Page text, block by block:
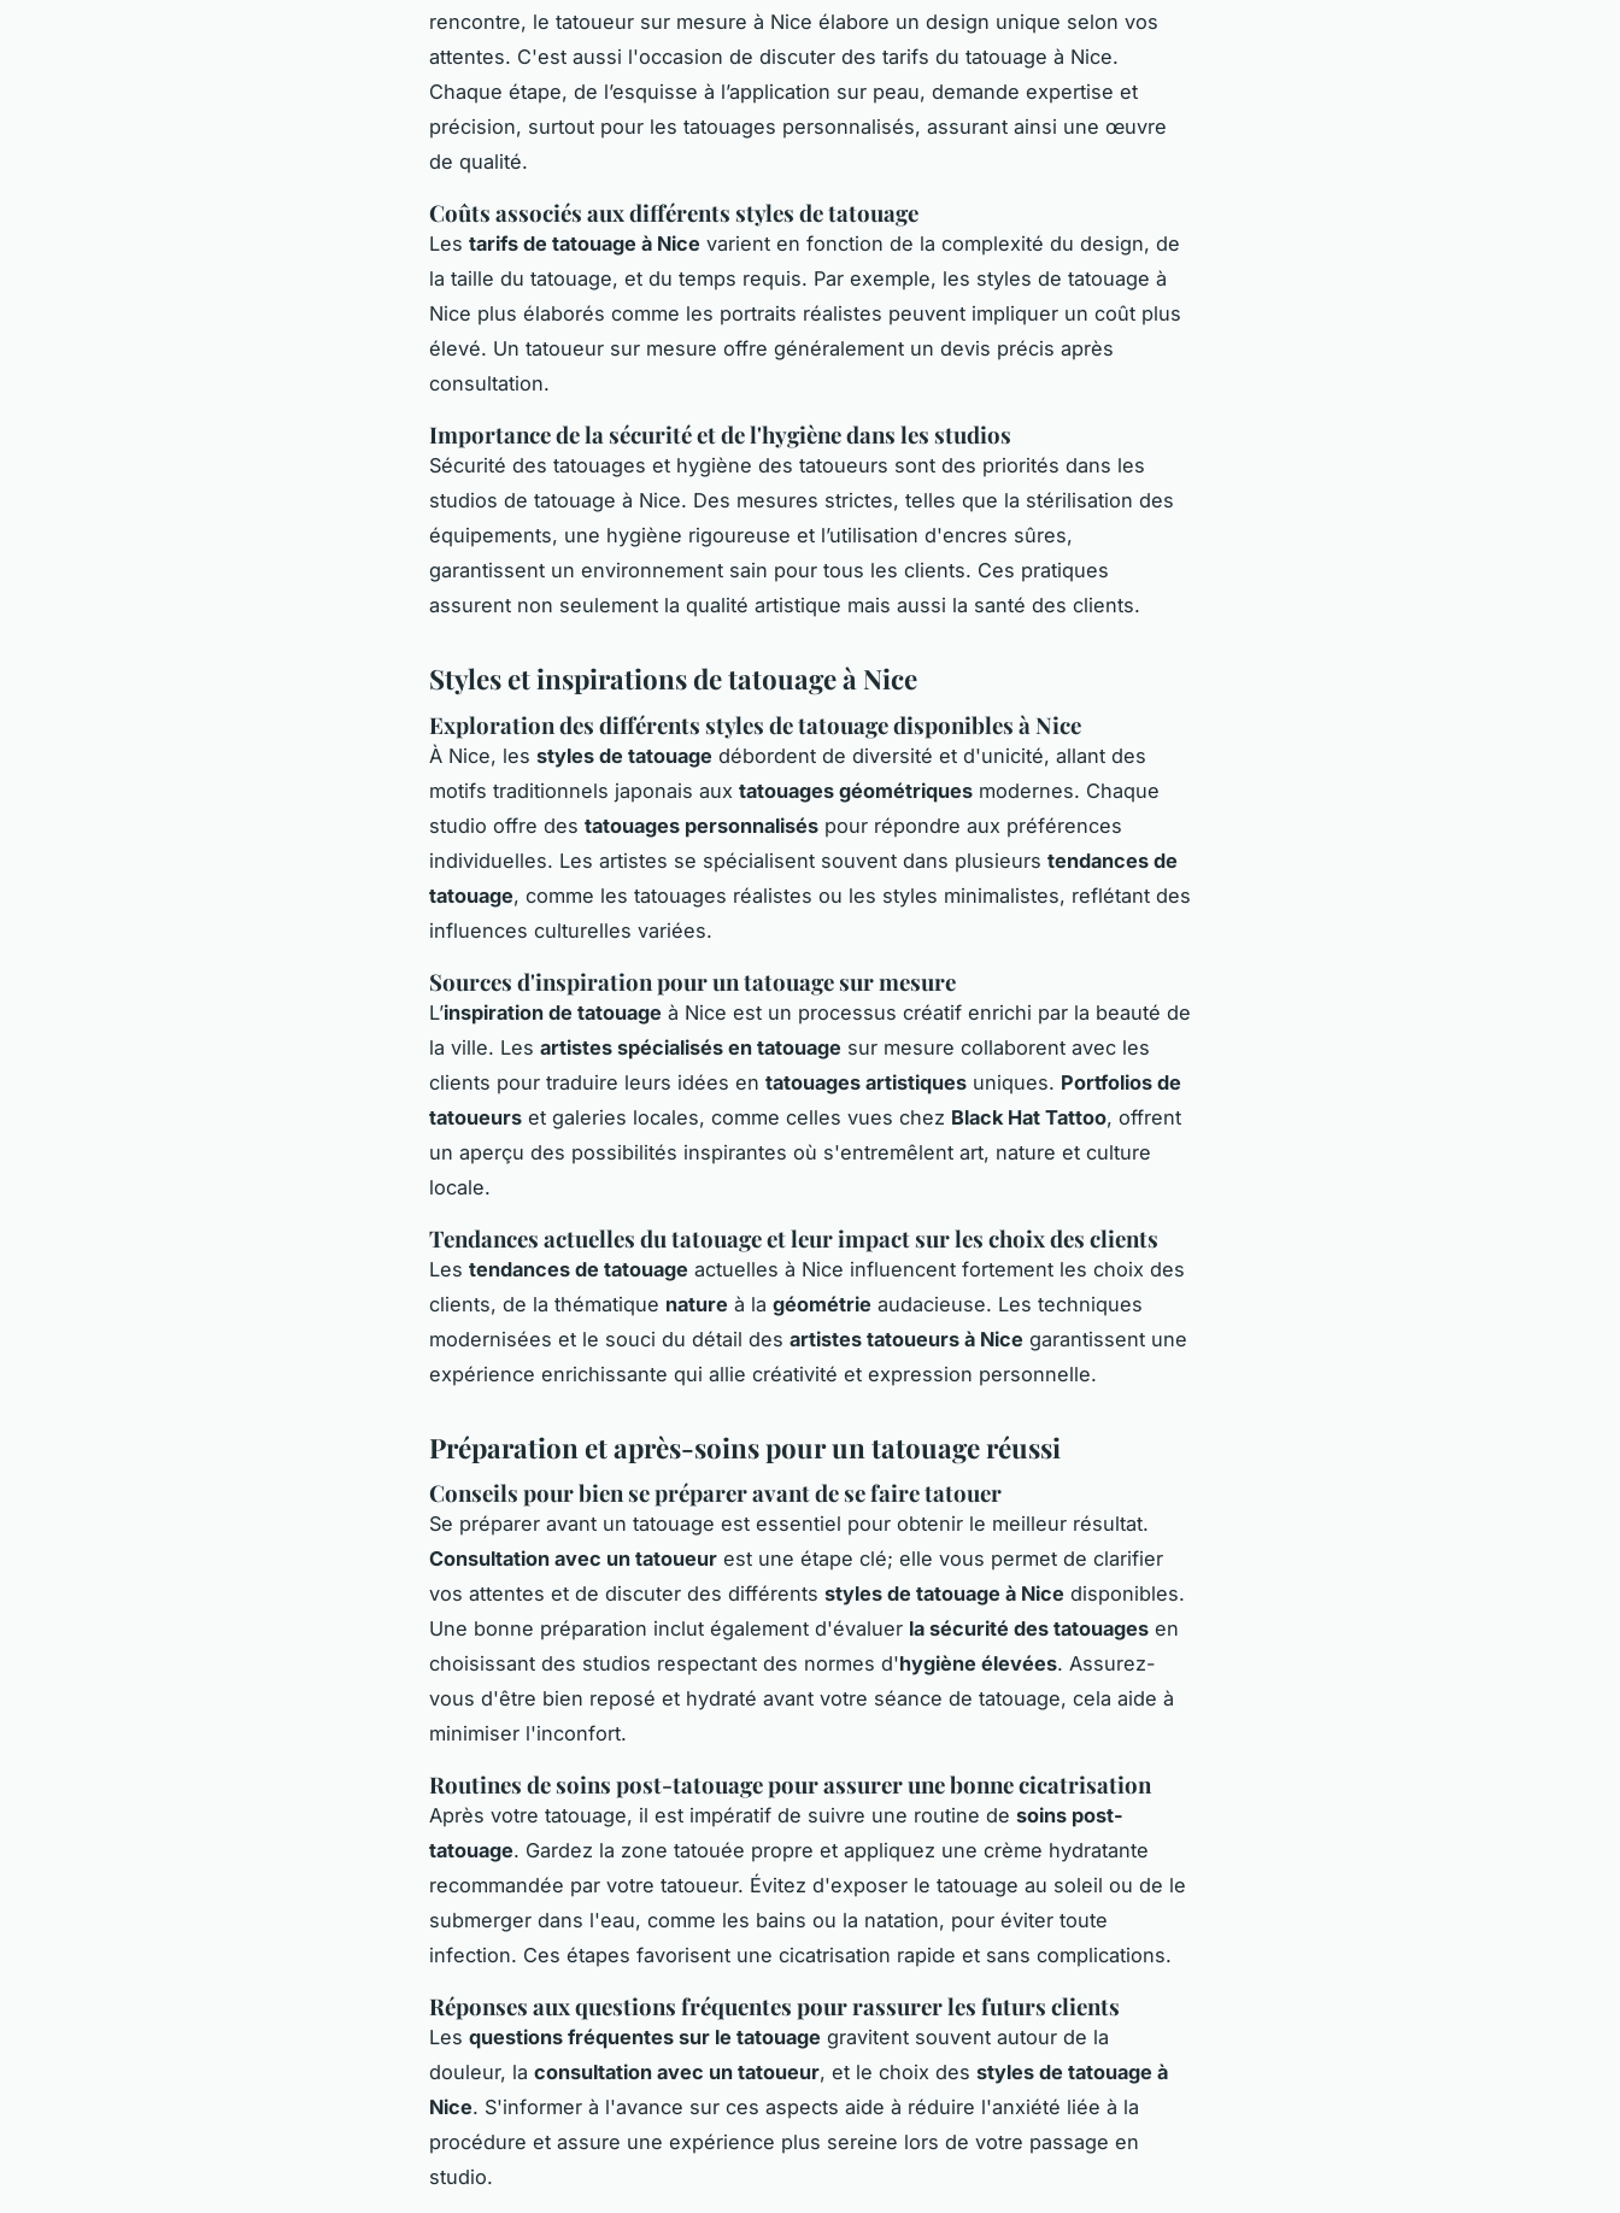
rencontre, le tatoueur sur mesure à Nice élabore un design unique selon vos
attentes. C'est aussi l'occasion de discuter des tarifs du tatouage à Nice.
Chaque étape, de l’esquisse à l’application sur peau, demande expertise et
précision, surtout pour les tatouages personnalisés, assurant ainsi une œuvre
de qualité.
Coûts associés aux différents styles de tatouage
Les tarifs de tatouage à Nice varient en fonction de la complexité du design, de
la taille du tatouage, et du temps requis. Par exemple, les styles de tatouage à
Nice plus élaborés comme les portraits réalistes peuvent impliquer un coût plus
élevé. Un tatoueur sur mesure offre généralement un devis précis après
consultation.
Importance de la sécurité et de l'hygiène dans les studios
Sécurité des tatouages et hygiène des tatoueurs sont des priorités dans les
studios de tatouage à Nice. Des mesures strictes, telles que la stérilisation des
équipements, une hygiène rigoureuse et l’utilisation d'encres sûres,
garantissent un environnement sain pour tous les clients. Ces pratiques
assurent non seulement la qualité artistique mais aussi la santé des clients.
Styles et inspirations de tatouage à Nice
Exploration des différents styles de tatouage disponibles à Nice
À Nice, les styles de tatouage débordent de diversité et d'unicité, allant des
motifs traditionnels japonais aux tatouages géométriques modernes. Chaque
studio offre des tatouages personnalisés pour répondre aux préférences
individuelles. Les artistes se spécialisent souvent dans plusieurs tendances de
tatouage, comme les tatouages réalistes ou les styles minimalistes, reflétant des
influences culturelles variées.
Sources d'inspiration pour un tatouage sur mesure
L’inspiration de tatouage à Nice est un processus créatif enrichi par la beauté de
la ville. Les artistes spécialisés en tatouage sur mesure collaborent avec les
clients pour traduire leurs idées en tatouages artistiques uniques. Portfolios de
tatoueurs et galeries locales, comme celles vues chez Black Hat Tattoo, offrent
un aperçu des possibilités inspirantes où s'entremêlent art, nature et culture
locale.
Tendances actuelles du tatouage et leur impact sur les choix des clients
Les tendances de tatouage actuelles à Nice influencent fortement les choix des
clients, de la thématique nature à la géométrie audacieuse. Les techniques
modernisées et le souci du détail des artistes tatoueurs à Nice garantissent une
expérience enrichissante qui allie créativité et expression personnelle.
Préparation et après-soins pour un tatouage réussi
Conseils pour bien se préparer avant de se faire tatouer
Se préparer avant un tatouage est essentiel pour obtenir le meilleur résultat.
Consultation avec un tatoueur est une étape clé; elle vous permet de clarifier
vos attentes et de discuter des différents styles de tatouage à Nice disponibles.
Une bonne préparation inclut également d'évaluer la sécurité des tatouages en
choisissant des studios respectant des normes d'hygiène élevées. Assurez-
vous d'être bien reposé et hydraté avant votre séance de tatouage, cela aide à
minimiser l'inconfort.
Routines de soins post-tatouage pour assurer une bonne cicatrisation
Après votre tatouage, il est impératif de suivre une routine de soins post-
tatouage. Gardez la zone tatouée propre et appliquez une crème hydratante
recommandée par votre tatoueur. Évitez d'exposer le tatouage au soleil ou de le
submerger dans l'eau, comme les bains ou la natation, pour éviter toute
infection. Ces étapes favorisent une cicatrisation rapide et sans complications.
Réponses aux questions fréquentes pour rassurer les futurs clients
Les questions fréquentes sur le tatouage gravitent souvent autour de la
douleur, la consultation avec un tatoueur, et le choix des styles de tatouage à
Nice. S'informer à l'avance sur ces aspects aide à réduire l'anxiété liée à la
procédure et assure une expérience plus sereine lors de votre passage en
studio.